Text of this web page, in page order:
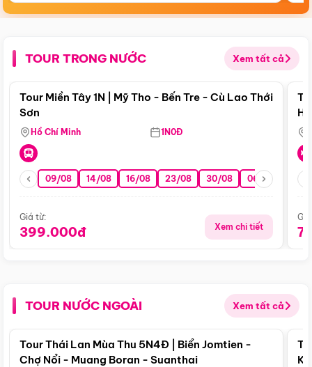
TOUR TRONG NƯỚC Xem tất cả
Điểm nổi bật
Tour Miền Tây 1N | Mỹ Tho - Bến Tre - Cù Lao Thới
Sơn
Hồ Chí Minh 1N0Đ
09/08 14/08 16/08 23/08 30/08 06/09 13/09
Giá từ:
399.000đ Xem chi tiết
TOUR NƯỚC NGOÀI Xem tất cả
Điểm nổi bật
Tour Thái Lan Mùa Thu 5N4Đ | Biển Jomtien -
Chợ Nổi - Muang Boran - Suanthai